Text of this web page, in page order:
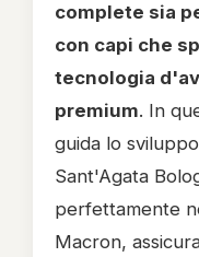
complete sia
con capi che
tecnologia
premium. In
guida lo
Sant'Agata
perfettamente
Macron,